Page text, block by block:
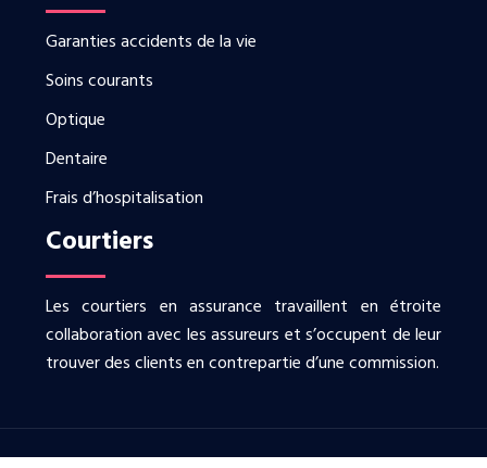
Garanties accidents de la vie
Soins courants
Optique
Dentaire
Frais d’hospitalisation
Courtiers
Les courtiers en assurance travaillent en étroite
collaboration avec les assureurs et s’occupent de leur
trouver des clients en contrepartie d’une commission.